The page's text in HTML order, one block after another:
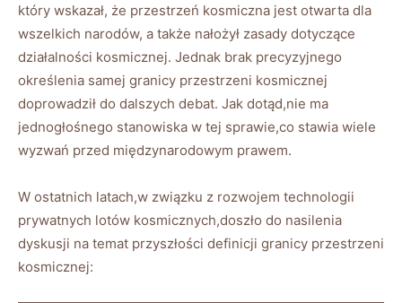
który wskazał, że przestrzeń kosmiczna jest otwarta dla
wszelkich narodów, a także nałożył zasady dotyczące
działalności kosmicznej. Jednak brak precyzyjnego
określenia samej granicy przestrzeni kosmicznej
doprowadził do dalszych debat. Jak dotąd,nie ma
jednogłośnego stanowiska w tej sprawie,co stawia wiele
wyzwań przed międzynarodowym prawem.
W ostatnich latach,w związku z rozwojem technologii
prywatnych lotów kosmicznych,doszło do nasilenia
dyskusji na temat przyszłości definicji granicy przestrzeni
kosmicznej: